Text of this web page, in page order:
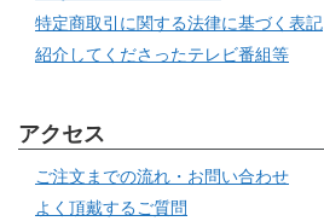
特定商取引に関する法律に基づく表記
紹介してくださったテレビ番組等
アクセス
ご注文までの流れ・お問い合わせ
よく頂戴するご質問